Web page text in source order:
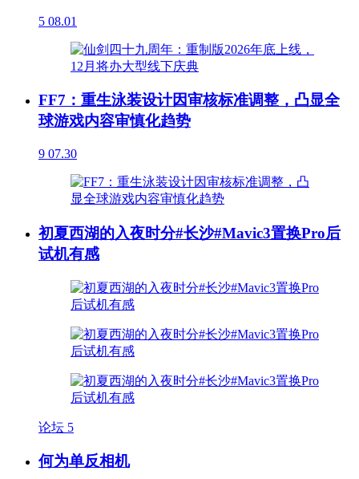
5 08.01
FF7：重生泳装设计因审核标准调整，凸显全
球游戏内容审慎化趋势
9 07.30
初夏西湖的入夜时分#长沙#Mavic3置换Pro后
试机有感
论坛 5
何为单反相机